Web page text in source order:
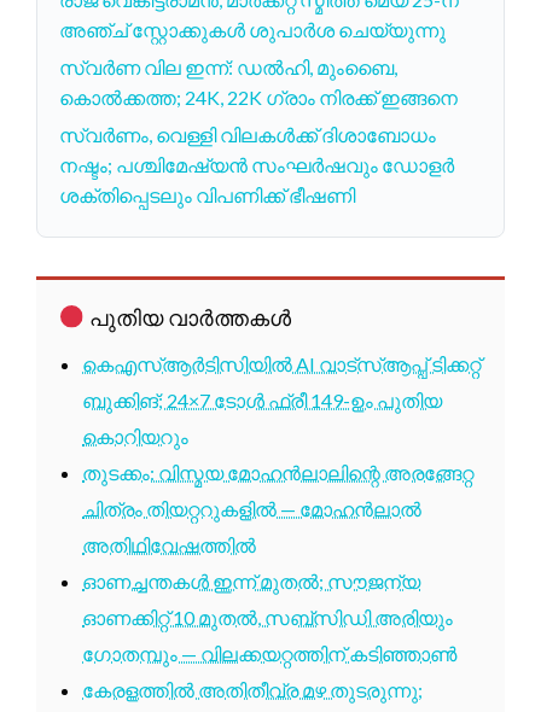
അഞ്ച് സ്റ്റോക്കുകൾ ശുപാർശ ചെയ്യുന്നു
സ്വർണ വില ഇന്ന്: ഡൽഹി, മുംബൈ,
കൊൽക്കത്ത; 24K, 22K ഗ്രാം നിരക്ക് ഇങ്ങനെ
സ്വർണം, വെള്ളി വിലകൾക്ക് ദിശാബോധം
നഷ്ടം; പശ്ചിമേഷ്യൻ സംഘർഷവും ഡോളർ
ശക്തിപ്പെടലും വിപണിക്ക് ഭീഷണി
പുതിയ വാർത്തകൾ
കെഎസ്ആർടിസിയിൽ AI വാട്സ്ആപ്പ് ടിക്കറ്റ്
ബുക്കിങ്; 24×7 ടോൾ ഫ്രീ 149-ഉം പുതിയ
കൊറിയറും
തുടക്കം: വിസ്മയ മോഹൻലാലിന്റെ അരങ്ങേറ്റ
ചിത്രം തിയറ്ററുകളിൽ — മോഹൻലാൽ
അതിഥിവേഷത്തിൽ
ഓണച്ചന്തകൾ ഇന്ന് മുതൽ; സൗജന്യ
ഓണക്കിറ്റ് 10 മുതൽ, സബ്സിഡി അരിയും
ഗോതമ്പും — വിലക്കയറ്റത്തിന് കടിഞ്ഞാൺ
കേരളത്തിൽ അതിതീവ്ര മഴ തുടരുന്നു;